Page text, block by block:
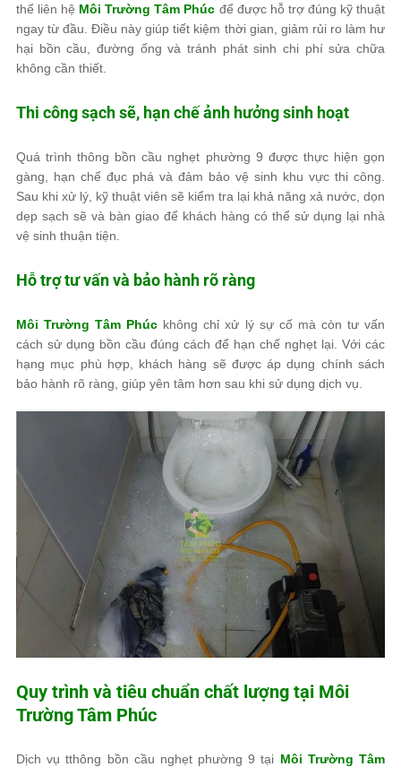
thể liên hệ Môi Trường Tâm Phúc để được hỗ trợ đúng kỹ thuật
ngay từ đầu. Điều này giúp tiết kiệm thời gian, giảm rủi ro làm hư
hại bồn cầu, đường ống và tránh phát sinh chi phí sửa chữa
không cần thiết.
Thi công sạch sẽ, hạn chế ảnh hưởng sinh hoạt
Quá trình thông bồn cầu nghẹt phường 9 được thực hiện gọn
gàng, hạn chế đục phá và đảm bảo vệ sinh khu vực thi công.
Sau khi xử lý, kỹ thuật viên sẽ kiểm tra lại khả năng xả nước, dọn
dẹp sạch sẽ và bàn giao để khách hàng có thể sử dụng lại nhà
vệ sinh thuận tiện.
Hỗ trợ tư vấn và bảo hành rõ ràng
Môi Trường Tâm Phúc không chỉ xử lý sự cố mà còn tư vấn
cách sử dụng bồn cầu đúng cách để hạn chế nghẹt lại. Với các
hạng mục phù hợp, khách hàng sẽ được áp dụng chính sách
bảo hành rõ ràng, giúp yên tâm hơn sau khi sử dụng dịch vụ.
Quy trình và tiêu chuẩn chất lượng tại Môi
Trường Tâm Phúc
Dịch vụ tthông bồn cầu nghẹt phường 9 tại Môi Trường Tâm